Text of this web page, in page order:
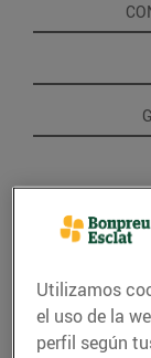
Utilizamos
el uso de la
perfil según